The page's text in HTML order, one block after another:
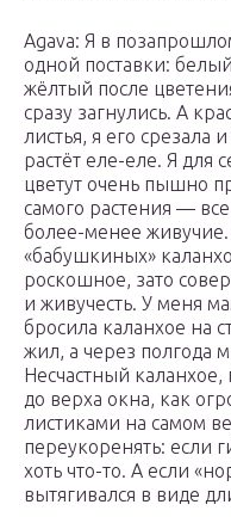
Agava: Я в
одной поставки:
жёлтый после
сразу загнулись. А
листья, я его
растёт еле-еле. Я для
цветут очень пышно
самого растения —
более-менее
«бабушкиных»
роскошное, зато
и живучесть. У меня
бросила каланхое на
жил, а через полгода
Несчастный
до верха окна, как
листиками на самом
переукоренять: если
хоть что-то. А если
вытягивался в виде